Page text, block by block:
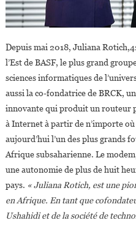
Depuis mai 2018, Juliana
l’Est de BASF, le plus grand
sciences informatiques de
aussi la co-fondatrice de BRCK,
innovante qui produit un routeur
à Internet à partir de n’importe
aujourd’hui l’un des plus grands
Afrique subsaharienne. Le
une autonomie de plus de huit
pays. « Juliana Rotich, est une
en Afrique. En tant que
Ushahidi et de la société de